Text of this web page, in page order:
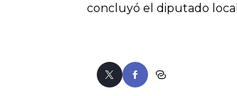
concluyó el diputado